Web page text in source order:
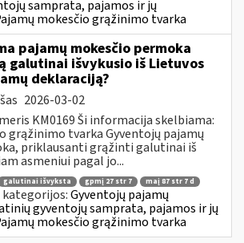
samprata, pajamos ir jų
mokesčio grąžinimo tvarka
pajamų mokesčio permoka
galutinai išvykusio iš Lietuvos
deklaraciją?
2026-03-02
KM0169 Ši informacija skelbiama:
grąžinimo tvarka Gyventojų pajamų
priklausanti grąžinti galutinai iš
asmeniui pagal jo...
galutinai išvyksta gpmį 27 str 7 maį 87 str 7 d
kategorijos:Gyventojų pajamų
gyventojų samprata, pajamos ir jų
mokesčio grąžinimo tvarka